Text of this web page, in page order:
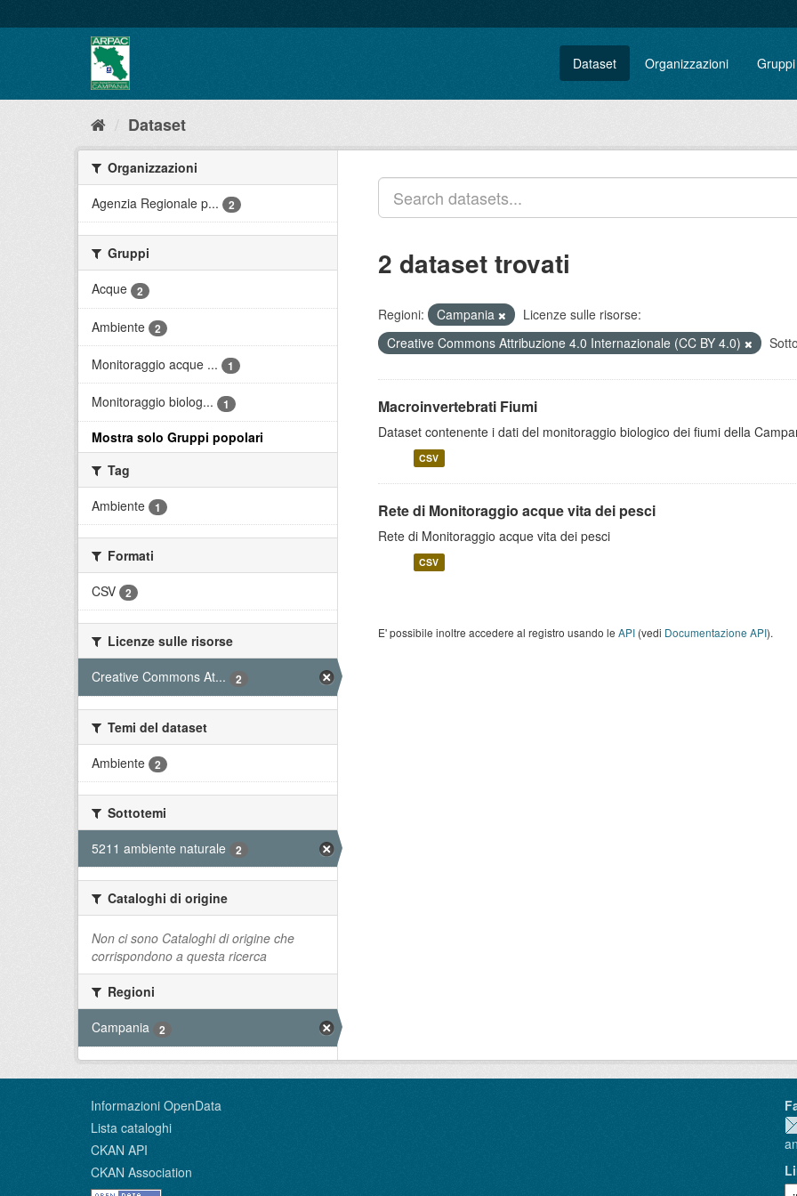
al
Dataset
Organizzazioni Gruppi
Dataset
Organizzazioni
Agenzia Regionale p...
2
Gruppi
Acque
2
Ambiente 2
Monitoraggio acque ... 1
Monitoraggio biolog... 1
Mostra solo Gruppi popolari
Tag
Ambiente
1
Formati
CSV
2
Licenze sulle risorse
Creative Commons At...
2
Temi del dataset
Ambiente
2
Sottotemi
5211 ambiente naturale
2
Cataloghi di origine
Non ci sono Cataloghi di origine che
corrispondono a questa ricerca
Regioni
Campania
2
2 dataset trovati
Regioni: Campania
Licenze sulle risorse:
Creative Commons Attribuzione 4.0 Internazionale (CC BY 4.0)
Macroinvertebrati Fiumi
Dataset contenente i dati del monitoraggio biologico dei fiumi della
CSV
Rete di Monitoraggio acque vita dei pesci
Rete di Monitoraggio acque vita dei pesci
CSV
E' possibile inoltre accedere al registro usando le API (vedi Documentazione API).
Informazioni OpenData
Lista cataloghi
CKAN API
CKAN Association